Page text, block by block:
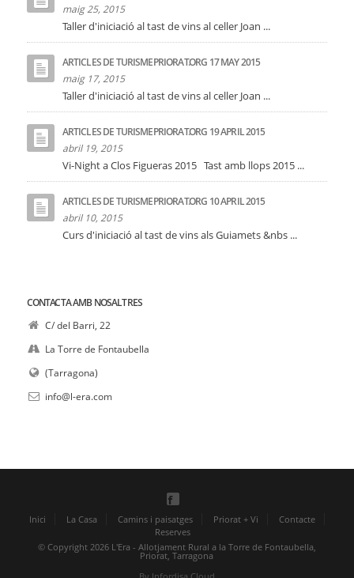
maig 25, 2015
Taller d'iniciació al tast de vins al celler Joan ...
ARTICLES DE TURISMEPRIORAT.ORG 17 MAY 2015
maig 17, 2015
Taller d'iniciació al tast de vins al celler Joan ...
ARTICLES DE TURISMEPRIORAT.ORG 19 APRIL 2015
abril 19, 2015
Vi-Night a Clos Figueras 2015 Tast amb llops 2015 ...
ARTICLES DE TURISMEPRIORAT.ORG 10 APRIL 2015
abril 10, 2015
Curs d'iniciació al tast de vins als Guiamets &nbs ...
CONTACTA AMB NOSALTRES
C/ del Barri, 22
La Torre de Fontaubella
(Tarragona)
info@l-era.com
Inici La Casa Camins i paisatges Priorat + Vi
Contacte
Reserves
© Copyright 2026 L'Era - Allotjament Rural a la Torre de Fontaubella,
Priorat, Tarragona